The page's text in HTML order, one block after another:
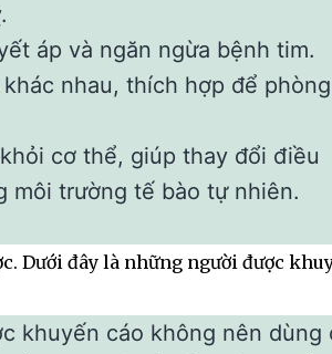
áp và ngăn ngừa bệnh tim.
nhau, thích hợp để phòng
cơ thể, giúp thay đổi điều
môi trường tế bào tự nhiên.
Dưới đây là những người được
khuyến cáo không nên dùng